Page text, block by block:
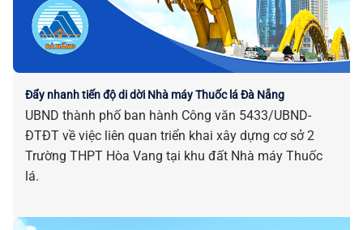
Đẩy nhanh tiến độ di dời Nhà máy Thuốc lá Đà Nẵng
UBND thành phố ban hành Công văn 5433/UBND-
ĐTĐT về việc liên quan triển khai xây dựng cơ sở 2
Trường THPT Hòa Vang tại khu đất Nhà máy Thuốc
lá.